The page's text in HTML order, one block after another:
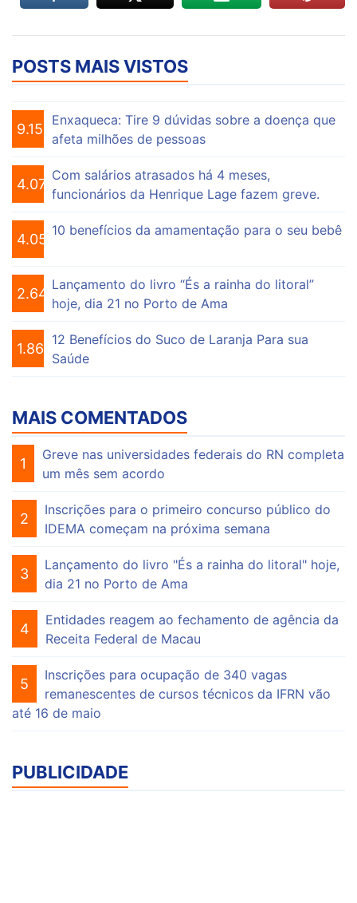
POSTS MAIS VISTOS
9.153
Enxaqueca: Tire 9 dúvidas sobre a doença que
afeta milhões de pessoas
4.073
Com salários atrasados há 4 meses,
funcionários da Henrique Lage fazem greve.
4.055
10 benefícios da amamentação para o seu bebê
2.646
Lançamento do livro “És a rainha do litoral”
hoje, dia 21 no Porto de Ama
1.863
12 Benefícios do Suco de Laranja Para sua
Saúde
MAIS COMENTADOS
1
Greve nas universidades federais do RN completa
um mês sem acordo
2
Inscrições para o primeiro concurso público do
IDEMA começam na próxima semana
3
Lançamento do livro "És a rainha do litoral" hoje,
dia 21 no Porto de Ama
4
Entidades reagem ao fechamento de agência da
Receita Federal de Macau
5
Inscrições para ocupação de 340 vagas
remanescentes de cursos técnicos da IFRN vão
até 16 de maio
PUBLICIDADE